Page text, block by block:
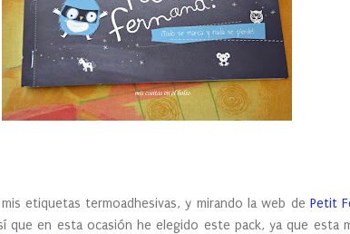
etiquetas termoadhesivas, y mirando la web dePetit
que en esta ocasión he elegido este pack, ya que esta